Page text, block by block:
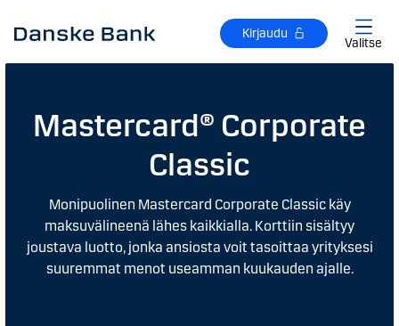
Kirjaudu
Valitse
Mastercard® Corporate
Classic
Monipuolinen Mastercard Corporate Classic käy
maksuvälineenä lähes kaikkialla. Korttiin sisältyy
joustava luotto, jonka ansiosta voit tasoittaa yrityksesi
suuremmat menot useamman kuukauden ajalle.